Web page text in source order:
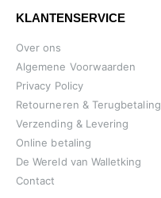
KLANTENSERVICE
Over ons
Algemene Voorwaarden
Privacy Policy
Retourneren & Terugbetaling
Verzending & Levering
Online betaling
De Wereld van Walletking
Contact